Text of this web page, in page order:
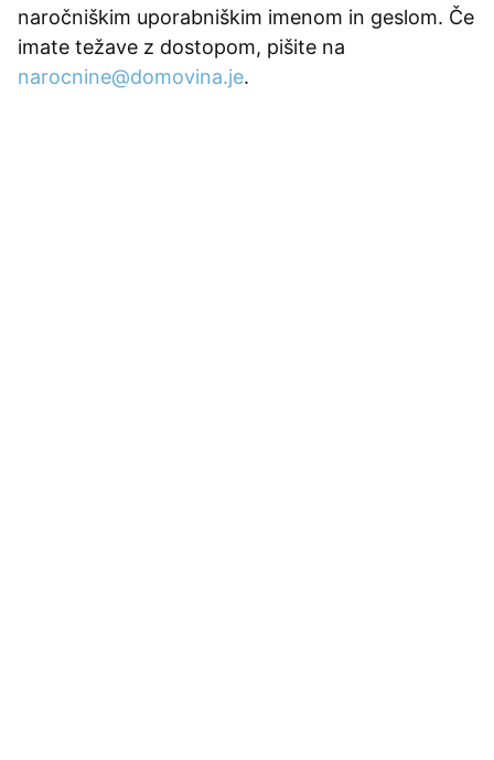
naročniškim uporabniškim imenom in geslom. Če
imate težave z dostopom, pišite na
narocnine@domovina.je.